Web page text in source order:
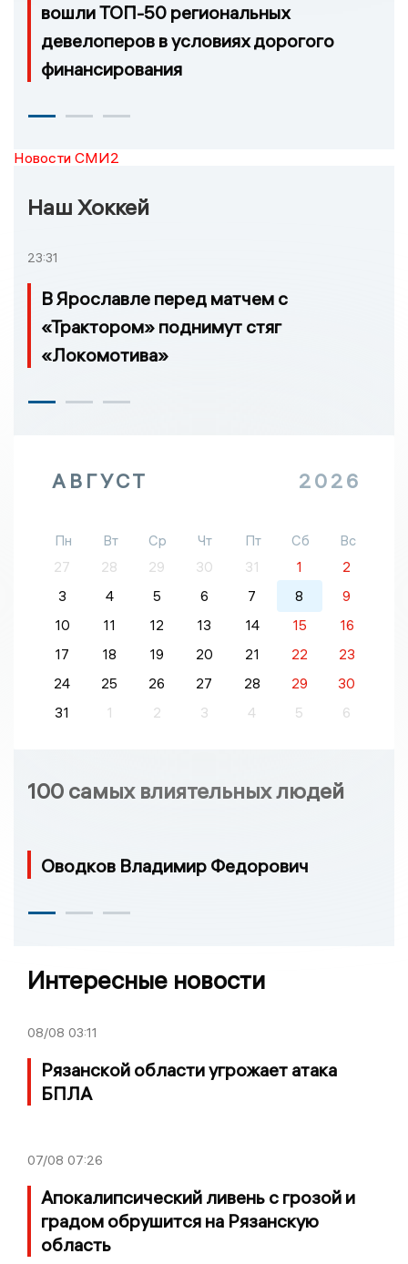
вошли ТОП-50 региональных
девелоперов в условиях дорогого
финансирования
Новости СМИ2
Наш Хоккей
23:31
В Ярославле перед матчем с
«Трактором» поднимут стяг
«Локомотива»
АВГУСТ 2026
Пн Вт Ср Чт Пт Сб
Вс
27
28 29 30 31 1
2
3
4 5 6 7 8
9
10
11 12 13 14 15
16
17
18 19 20 21 22
23
24
25 26 27 28 29
30
31
1 2 3 4 5 6
100 самых влиятельных людей
Оводков Владимир Федорович
Интересные новости
08/08 03:11
Рязанской области угрожает атака
БПЛА
07/08 07:26
Апокалипсический ливень с грозой и
градом обрушится на Рязанскую
область